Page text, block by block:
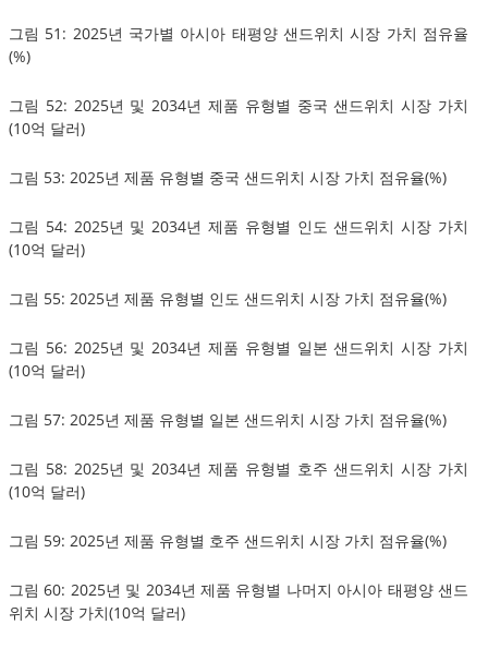
그림 51: 2025년 국가별 아시아 태평양 샌드위치 시장 가치 점유율
(%)
그림 52: 2025년 및 2034년 제품 유형별 중국 샌드위치 시장 가치
(10억 달러)
그림 53: 2025년 제품 유형별 중국 샌드위치 시장 가치 점유율(%)
그림 54: 2025년 및 2034년 제품 유형별 인도 샌드위치 시장 가치
(10억 달러)
그림 55: 2025년 제품 유형별 인도 샌드위치 시장 가치 점유율(%)
그림 56: 2025년 및 2034년 제품 유형별 일본 샌드위치 시장 가치
(10억 달러)
그림 57: 2025년 제품 유형별 일본 샌드위치 시장 가치 점유율(%)
그림 58: 2025년 및 2034년 제품 유형별 호주 샌드위치 시장 가치
(10억 달러)
그림 59: 2025년 제품 유형별 호주 샌드위치 시장 가치 점유율(%)
그림 60: 2025년 및 2034년 제품 유형별 나머지 아시아 태평양 샌드
위치 시장 가치(10억 달러)